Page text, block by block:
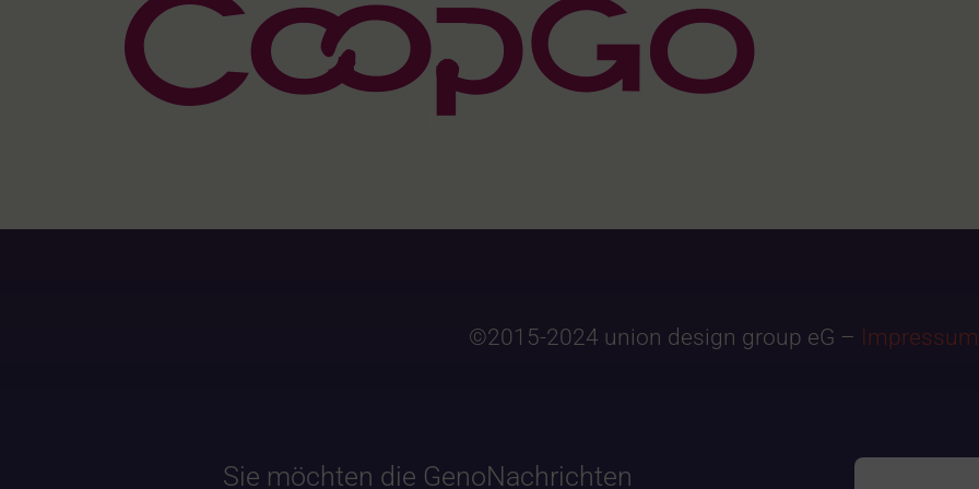
©2015-2024 union design group eG – Impressum
Sie möchten die GenoNachrichten